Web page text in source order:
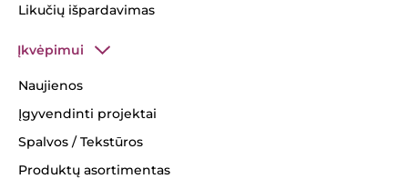
Likučių išpardavimas
Įkvėpimui
Naujienos
Įgyvendinti projektai
Spalvos / Tekstūros
Produktų asortimentas